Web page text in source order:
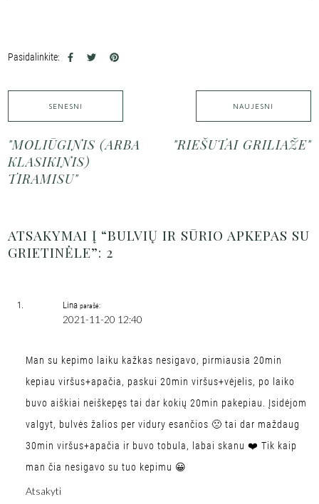
Pasidalinkite:
SENESNI
"MOLIŪGINIS (ARBA
KLASIKINIS)
TIRAMISU"
NAUJESNI
"RIEŠUTAI GRILIAŽE"
ATSAKYMAI Į “BULVIŲ IR SŪRIO APKEPAS SU
GRIETINĖLE”: 2
Lina parašė:
2021-11-20 12:40
Man su kepimo laiku kažkas nesigavo, pirmiausia 20min
kepiau viršus+apačia, paskui 20min viršus+vėjelis, po laiko
buvo aiškiai neiškepęs tai dar kokių 20min pakepiau. Įsidėjom
valgyt, bulvės žalios per vidury esančios 🙁 tai dar maždaug
30min viršus+apačia ir buvo tobula, labai skanu ❤️ Tik kaip
man čia nesigavo su tuo kepimu 😀
Atsakyti